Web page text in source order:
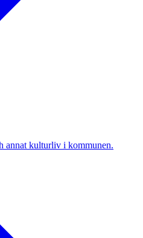
annat kulturliv i kommunen.